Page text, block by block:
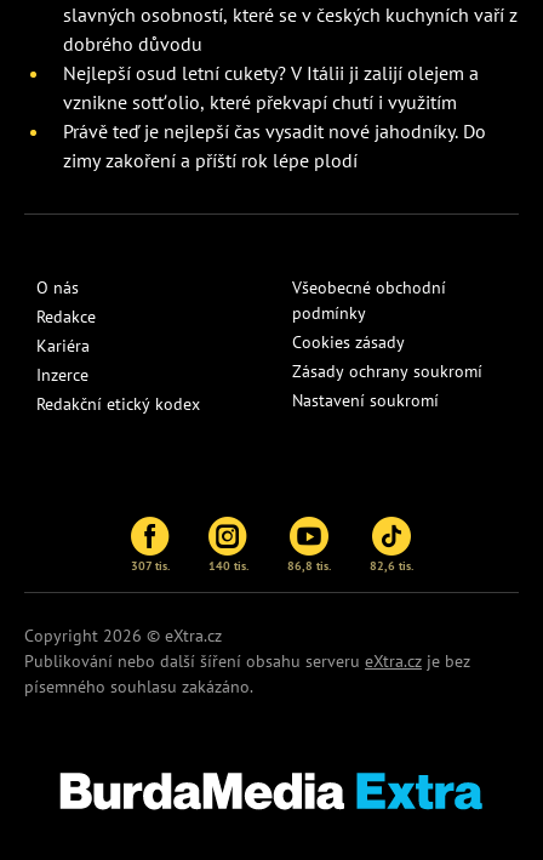
slavných osobností, které se v českých kuchyních vaří z
dobrého důvodu
Nejlepší osud letní cukety? V Itálii ji zalijí olejem a
vznikne sott’olio, které překvapí chutí i využitím
Právě teď je nejlepší čas vysadit nové jahodníky. Do
zimy zakoření a příští rok lépe plodí
O nás
Redakce
Kariéra
Inzerce
Redakční etický kodex
Všeobecné obchodní
podmínky
Cookies zásady
Zásady ochrany soukromí
Nastavení soukromí
307 tis. 140 tis. 86,8 tis. 82,6 tis.
Copyright 2026 © eXtra.cz
Publikování nebo další šíření obsahu serveru eXtra.cz je bez
písemného souhlasu zakázáno.